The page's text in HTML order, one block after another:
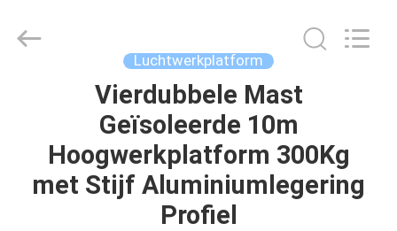
PRODUCTEN
LTD.
Luchtwerkplatform
Vierdubbele Mast
Geïsoleerde 10m
Hoogwerkplatform 300Kg
met Stijf Aluminiumlegering
Profiel